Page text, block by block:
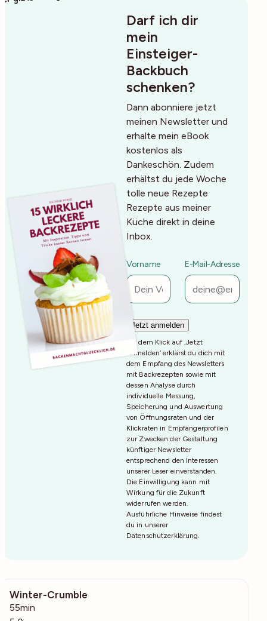
Darf ich dir
mein
Einsteiger-
Backbuch
schenken?
Dann abonniere jetzt
meinen Newsletter und
erhalte mein eBook
kostenlos als
Dankeschön. Zudem
erhältst du jede Woche
tolle neue Rezepte
Rezepte aus meiner
Küche direkt in deine
Inbox.
Vorname E-Mail-Adresse
Mit dem Klick auf ‚Jetzt
Anmelden‘ erklärst du dich mit
dem Empfang des Newsletters
mit Backrezepten sowie mit
dessen Analyse durch
individuelle Messung,
Speicherung und Auswertung
von Öffnungsraten und der
Klickraten in Empfängerprofilen
zur Zwecken der Gestaltung
künftiger Newsletter
entsprechend den Interessen
unserer Leser einverstanden.
Die Einwilligung kann mit
Wirkung für die Zukunft
widerrufen werden.
Ausführliche Hinweise findest
du in unserer
Datenschutzerklärung.
Winter-Crumble
55min